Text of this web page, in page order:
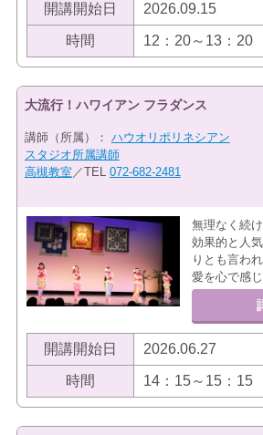
開講開始日 2026.09.15
時間 12：20～13：20
大流行！ハワイアン フラダンス
講師（所属）： ハウオリポリネシアン
スタジオ所属講師
高槻教室 ／TEL 072-682-2481
無理なく続
効果的と人
りとも言わ
愛を心で感
開講開始日 2026.06.27
時間 14：15～15：15